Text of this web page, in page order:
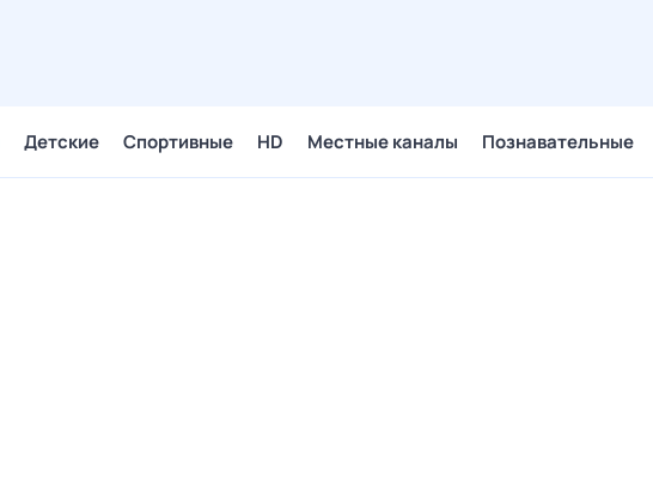
Детские Спортивные HD Местные каналы Познавательные